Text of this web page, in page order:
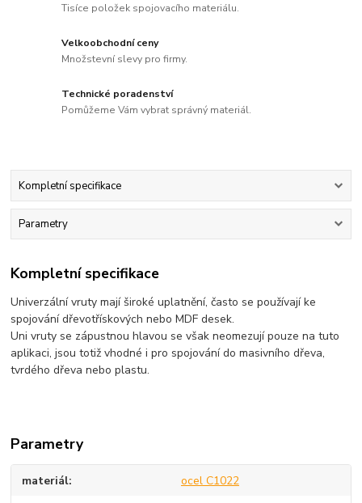
Tisíce položek spojovacího materiálu.
Velkoobchodní ceny
Množstevní slevy pro firmy.
Technické poradenství
Pomůžeme Vám vybrat správný materiál.
Kompletní specifikace
Parametry
Kompletní specifikace
Univerzální vruty mají široké uplatnění, často se používají ke
spojování dřevotřískových nebo MDF desek.
Uni vruty se zápustnou hlavou se však neomezují pouze na tuto
aplikaci, jsou totiž vhodné i pro spojování do masivního dřeva,
tvrdého dřeva nebo plastu.
Parametry
materiál ocel C1022